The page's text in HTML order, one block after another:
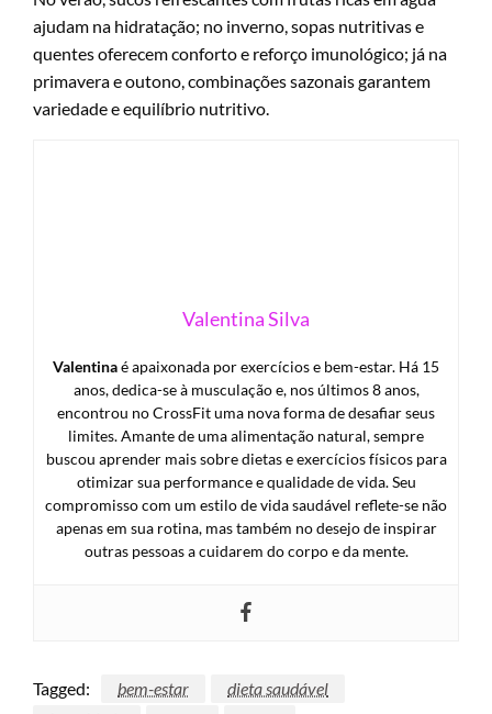
ajudam na hidratação; no inverno, sopas nutritivas e
quentes oferecem conforto e reforço imunológico; já na
primavera e outono, combinações sazonais garantem
variedade e equilíbrio nutritivo.
Valentina Silva
Valentinaé apaixonada por exercícios e bem-estar. Há 15
anos, dedica-se à musculação e, nos últimos 8 anos,
encontrou no CrossFit uma nova forma de desafiar seus
limites. Amante de uma alimentação natural, sempre
buscou aprender mais sobre dietas e exercícios físicos para
otimizar sua performance e qualidade de vida. Seu
compromisso com um estilo de vida saudável reflete-se não
apenas em sua rotina, mas também no desejo de inspirar
outras pessoas a cuidarem do corpo e da mente.
Tagged: bem-estar
dieta saudável